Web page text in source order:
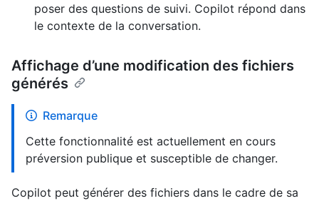
poser des questions de suivi. Copilot répond dans
le contexte de la conversation.
Affichage d’une modification des fichiers
générés
Remarque
Cette fonctionnalité est actuellement en cours
préversion publique et susceptible de changer.
Copilot peut générer des fichiers dans le cadre de sa